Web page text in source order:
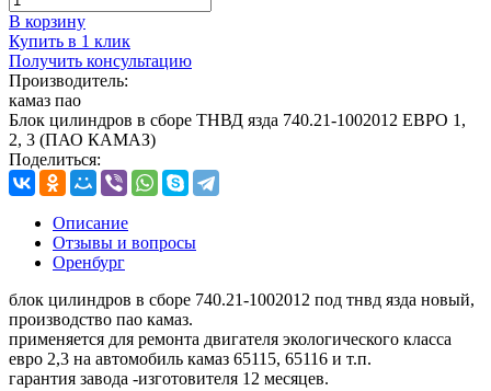
В корзину
Купить в 1 клик
Получить консультацию
Производитель:
камаз пао
Блок цилиндров в сборе ТНВД язда 740.21-1002012 ЕВРО 1,
2, 3 (ПАО КАМАЗ)
Поделиться:
Описание
Отзывы и вопросы
Оренбург
блок цилиндров в сборе 740.21-1002012 под тнвд язда новый,
производство пао камаз.
применяется для ремонта двигателя экологического класса
евро 2,3 на автомобиль камаз 65115, 65116 и т.п.
гарантия завода -изготовителя 12 месяцев.